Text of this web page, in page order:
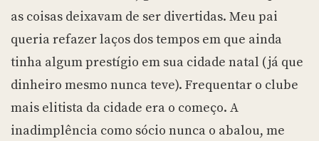
as coisas deixavam de ser divertidas. Meu pai
queria refazer laços dos tempos em que ainda
tinha algum prestígio em sua cidade natal (já que
dinheiro mesmo nunca teve). Frequentar o clube
mais elitista da cidade era o começo. A
inadimplência como sócio nunca o abalou, me